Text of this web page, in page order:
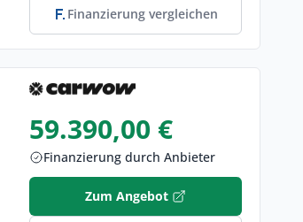
Finanzierung vergleichen
59.390,00 €
Finanzierung durch Anbieter
Zum Angebot